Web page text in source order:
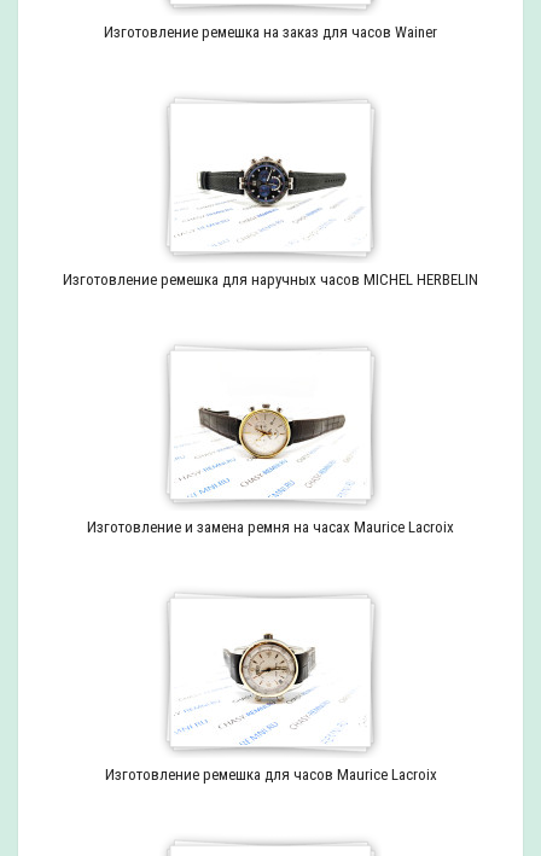
Изготовление ремешка на заказ для часов Wainer
Изготовление ремешка для наручных часов MICHEL HERBELIN
Изготовление и замена ремня на часах Maurice Lacroix
Изготовление ремешка для часов Maurice Lacroix